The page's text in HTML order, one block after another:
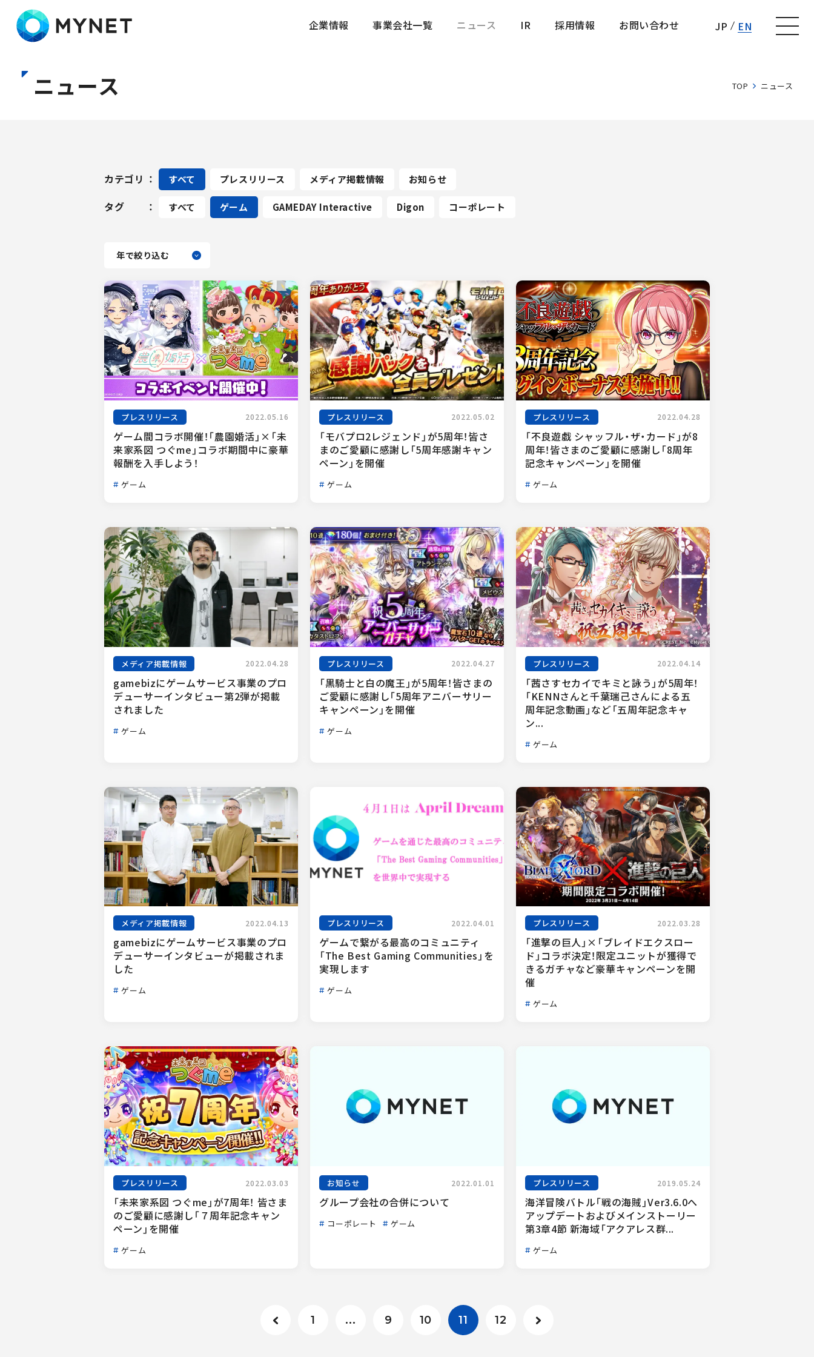
企業情報
事業会社一覧
ニュース
IR
採用情報
お問い合わせ
JP EN
TOP ニュース
ニュース
カテゴリ すべて プレスリリース メディア掲載情報 お知らせ
タグ すべて ゲーム GAMEDAY Interactive Digon コーポレート
プレスリリース 2022.05.16
ゲーム間コラボ開催！「農園婚活」×「未
来家系図 つぐme」コラボ期間中に豪華
報酬を入手しよう！
ゲーム
プレスリリース 2022.05.02
「モバプロ2レジェンド」が5周年！皆さ
まのご愛顧に感謝し「5周年感謝キャン
ペーン」を開催
ゲーム
プレスリリース 2022.04.28
「不良遊戯 シャッフル・ザ・カード」が8
周年！皆さまのご愛顧に感謝し「8周年
記念キャンペーン」を開催
ゲーム
メディア掲載情報 2022.04.28
gamebizにゲームサービス事業のプロ
デューサーインタビュー第2弾が掲載
されました
ゲーム
プレスリリース 2022.04.27
「黒騎士と白の魔王」が5周年！皆さまの
ご愛顧に感謝し「5周年アニバーサリー
キャンペーン」を開催
ゲーム
プレスリリース 2022.04.14
「茜さすセカイでキミと詠う」が5周年！
「KENNさんと千葉瑞己さんによる五
周年記念動画」など「五周年記念キャ
ン...
ゲーム
メディア掲載情報 2022.04.13
gamebizにゲームサービス事業のプロ
デューサーインタビューが掲載されま
した
ゲーム
プレスリリース 2022.04.01
ゲームで繋がる最高のコミュニティ
「The Best Gaming Communities」を
実現します
ゲーム
プレスリリース 2022.03.28
「進撃の巨人」×「ブレイドエクスロー
ド」コラボ決定！限定ユニットが獲得で
きるガチャなど豪華キャンペーンを開
催
ゲーム
プレスリリース 2022.03.03
「未来家系図 つぐme」が7周年！ 皆さま
のご愛顧に感謝し「７周年記念キャン
ペーン」を開催
ゲーム
お知らせ 2022.01.01
グループ会社の合併について
コーポレート ゲーム
プレスリリース 2019.05.24
海洋冒険バトル「戦の海賊」Ver3.6.0へ
アップデートおよびメインストーリー
第3章4節 新海域「アクアレス群...
ゲーム
1 ... 9 10 11 12